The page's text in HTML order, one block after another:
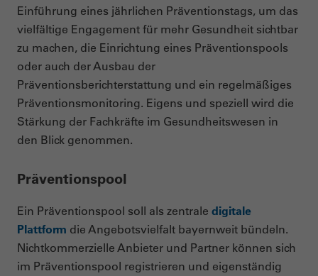
Einführung eines jährlichen Präventionstags, um das
vielfältige Engagement für mehr Gesundheit sichtbar
zu machen, die Einrichtung eines Präventionspools
oder auch der Ausbau der
Präventionsberichterstattung und ein regelmäßiges
Präventionsmonitoring. Eigens und speziell wird die
Stärkung der Fachkräfte im Gesundheitswesen in
den Blick genommen.
Präventionspool
Ein Präventionspool soll als zentrale digitale
Plattform die Angebotsvielfalt bayernweit bündeln.
Nichtkommerzielle Anbieter und Partner können sich
im Präventionspool registrieren und eigenständig